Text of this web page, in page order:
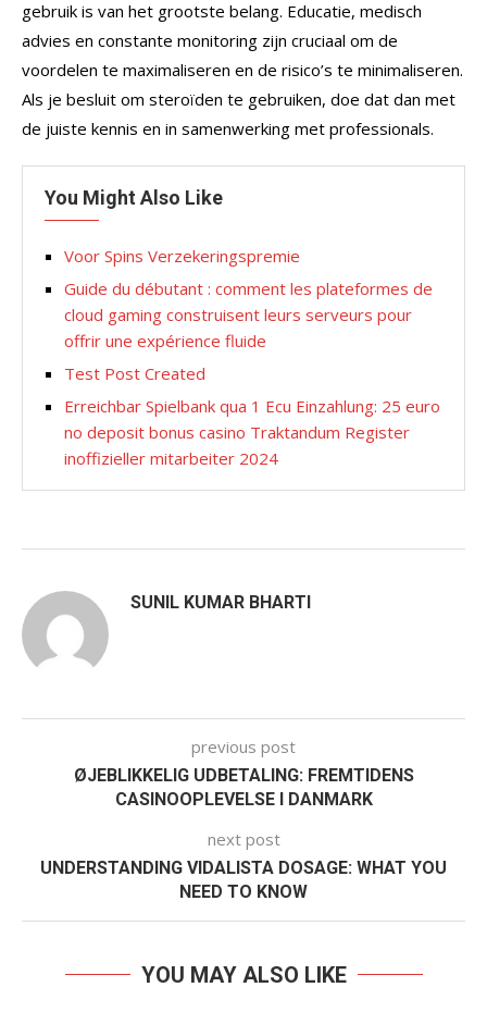
gebruik is van het grootste belang. Educatie, medisch
advies en constante monitoring zijn cruciaal om de
voordelen te maximaliseren en de risico’s te minimaliseren.
Als je besluit om steroïden te gebruiken, doe dat dan met
de juiste kennis en in samenwerking met professionals.
You Might Also Like
Voor Spins Verzekeringspremie
Guide du débutant : comment les plateformes de
cloud gaming construisent leurs serveurs pour
offrir une expérience fluide
Test Post Created
Erreichbar Spielbank qua 1 Ecu Einzahlung: 25 euro
no deposit bonus casino Traktandum Register
inoffizieller mitarbeiter 2024
SUNIL KUMAR BHARTI
previous post
ØJEBLIKKELIG UDBETALING: FREMTIDENS
CASINOOPLEVELSE I DANMARK
next post
UNDERSTANDING VIDALISTA DOSAGE: WHAT YOU
NEED TO KNOW
YOU MAY ALSO LIKE